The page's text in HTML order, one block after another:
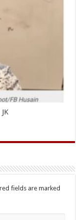
fields are marked